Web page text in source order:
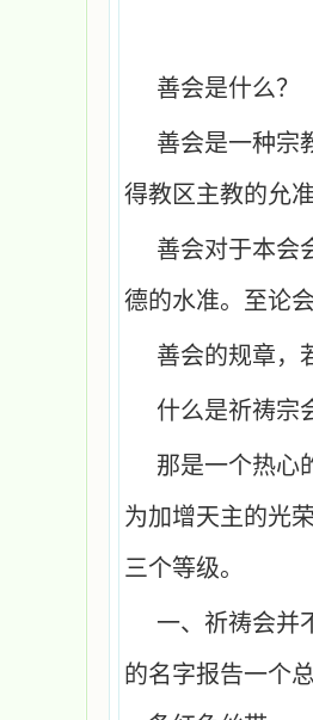
善会是什么？
善会是一种宗
得教区主教的允
善会对于本会
德的水准。至论
善会的规章，
什么是祈祷宗
那是一个热心
为加增天主的光
三个等级。
一、祈祷会并
的名字报告一个